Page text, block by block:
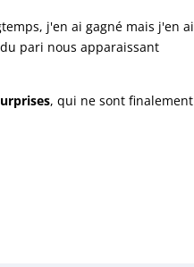
j'en ai gagné mais j'en ai
pari nous apparaissant
, qui ne sont finalement